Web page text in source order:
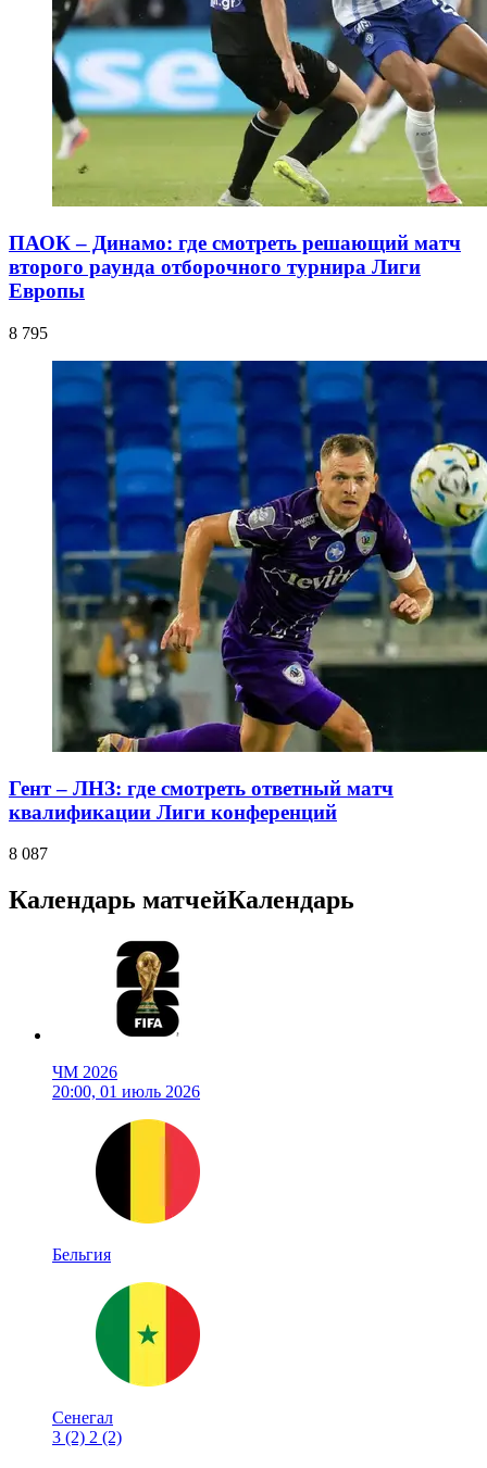
ПАОК – Динамо: где смотреть решающий матч
второго раунда отборочного турнира Лиги
Европы
8 795
Гент – ЛНЗ: где смотреть ответный матч
квалификации Лиги конференций
8 087
Календарь матчейКалендарь
ЧМ 2026
20:00, 01 июль 2026
Бельгия
Сенегал
3 (2) 2 (2)